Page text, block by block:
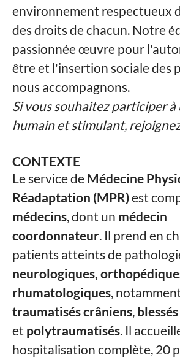
environnement respectueux
des droits de chacun. Notre
passionnée œuvre pour
être et l'insertion sociale des
nous accompagnons.
Si vous souhaitez participer
humain et stimulant,
CONTEXTE
Le service de Médecine
Réadaptation (MPR)est
médecins, dont un médecin
coordonnateur. Il prend en
patients atteints de
neurologiques,
rhumatologiques,
traumatisés crâniens,
et polytraumatisés. Il
hospitalisation complète, 20